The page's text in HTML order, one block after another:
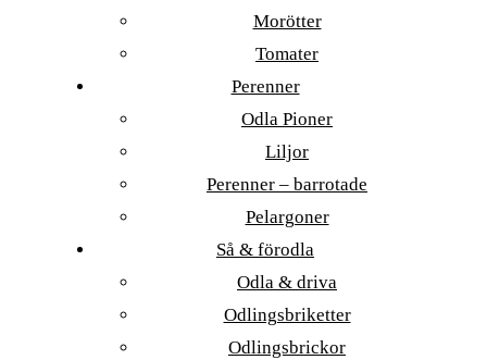
Morötter
Tomater
Perenner
Odla Pioner
Liljor
Perenner – barrotade
Pelargoner
Så & förodla
Odla & driva
Odlingsbriketter
Odlingsbrickor